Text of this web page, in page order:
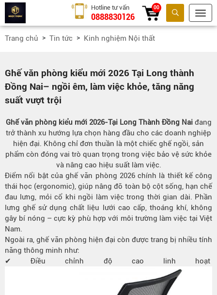
Tìm kiếm
Hotline tư vấn
0888830126
00
Trang chủ Tin tức Kinh nghiệm Nội thất
Ghế văn phòng kiểu mới 2026 Tại Long thành
Đồng Nai– ngồi êm, làm việc khỏe, tăng năng
suất vượt trội
Ghế văn phòng kiểu mới 2026-Tại Long Thành Đồng Naiđang
trở thành xu hướng lựa chọn hàng đầu cho các doanh nghiệp
hiện đại. Không chỉ đơn thuần là một chiếc ghế ngồi, sản
phẩm còn đóng vai trò quan trọng trong việc bảo vệ sức khỏe
và nâng cao hiệu suất làm việc.
Điểm nổi bật của ghế văn phòng 2026 chính là thiết kế công
thái học (ergonomic), giúp nâng đỡ toàn bộ cột sống, hạn chế
đau lưng, mỏi cổ khi ngồi làm việc trong thời gian dài. Phần
lưng ghế sử dụng chất liệu lưới cao cấp, thoáng khí, không
gây bí nóng – cực kỳ phù hợp với môi trường làm việc tại Việt
Nam.
Ngoài ra, ghế văn phòng hiện đại còn được trang bị nhiều tính
năng thông minh như:
✔ Điều chỉnh độ cao linh hoạt